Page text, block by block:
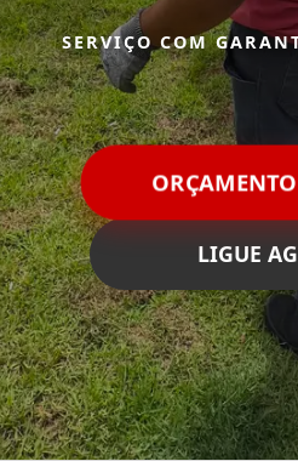
SERVIÇO COM
LIGUE